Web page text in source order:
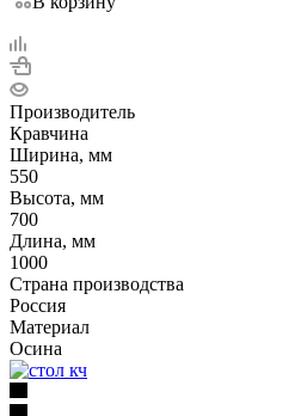
Производитель
Кравчина
Ширина, мм
550
Высота, мм
700
Длина, мм
1000
Страна производства
Россия
Материал
Осина